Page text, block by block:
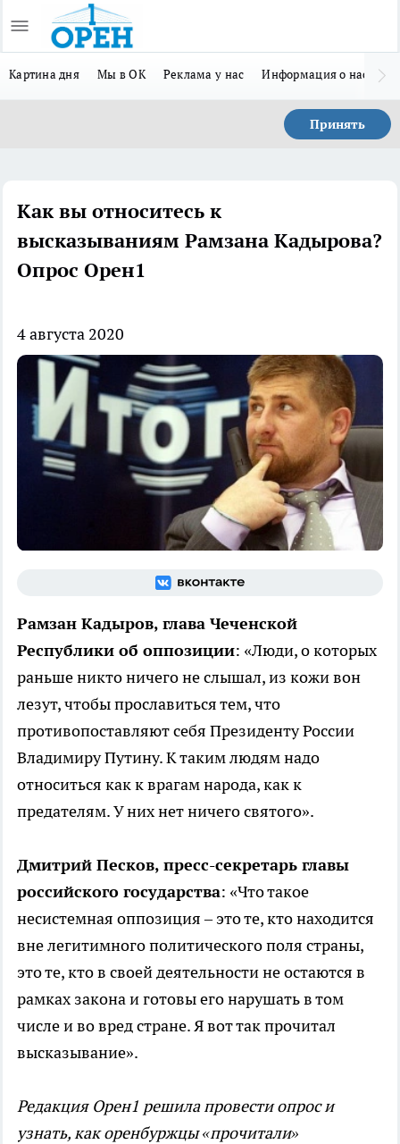
Картина дня Мы в ОК Реклама у нас Информация о нас
Принять
Как вы относитесь к
высказываниям Рамзана Кадырова?
Опрос Орен1
4 августа 2020
Рамзан Кадыров, глава Чеченской
Республики об оппозиции: «Люди, о которых
раньше никто ничего не слышал, из кожи вон
лезут, чтобы прославиться тем, что
противопоставляют себя Президенту России
Владимиру Путину. К таким людям надо
относиться как к врагам народа, как к
предателям. У них нет ничего святого».
Дмитрий Песков, пресс-секретарь главы
российского государства: «Что такое
несистемная оппозиция – это те, кто находится
вне легитимного политического поля страны,
это те, кто в своей деятельности не остаются в
рамках закона и готовы его нарушать в том
числе и во вред стране. Я вот так прочитал
высказывание».
Редакция Орен1 решила провести опрос и
узнать, как оренбуржцы «прочитали»